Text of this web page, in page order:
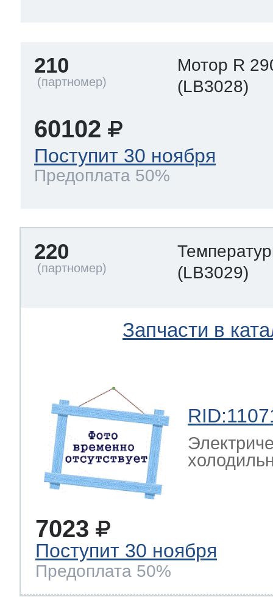
210
Мотор R
(LB3028)
60102
Поступит 30 ноября
Предоплата 50%
220
(LB3029)
Запчасти в
7023
Поступит 30 ноября
Предоплата 50%